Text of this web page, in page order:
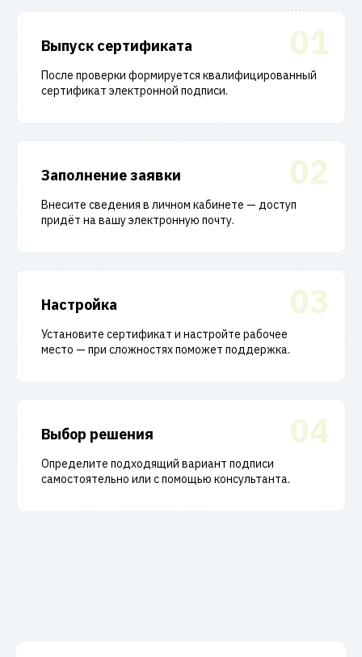
01
Выпуск сертификата
После проверки формируется квалифицированный
сертификат электронной подписи.
02
Заполнение заявки
Внесите сведения в личном кабинете — доступ
придёт на вашу электронную почту.
03
Настройка
Установите сертификат и настройте рабочее
место — при сложностях поможет поддержка.
04
Выбор решения
Определите подходящий вариант подписи
самостоятельно или с помощью консультанта.